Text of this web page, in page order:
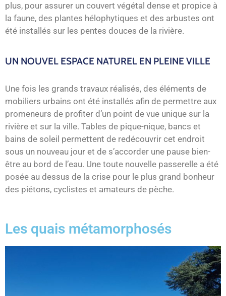
plus, pour assurer un couvert végétal dense et propice à
la faune, des plantes hélophytiques et des arbustes ont
été installés sur les pentes douces de la rivière.
UN NOUVEL ESPACE NATUREL EN PLEINE VILLE
Une fois les grands travaux réalisés, des éléments de
mobiliers urbains ont été installés afin de permettre aux
promeneurs de profiter d’un point de vue unique sur la
rivière et sur la ville. Tables de pique-nique, bancs et
bains de soleil permettent de redécouvrir cet endroit
sous un nouveau jour et de s’accorder une pause bien-
être au bord de l’eau. Une toute nouvelle passerelle a été
posée au dessus de la crise pour le plus grand bonheur
des piétons, cyclistes et amateurs de pèche.
Les quais métamorphosés